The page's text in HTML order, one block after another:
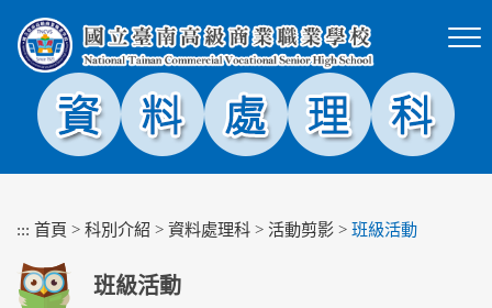
塊
::: 首頁 > 科別介紹 > 資料處理科 > 活動剪影 > 班級活動
班級活動